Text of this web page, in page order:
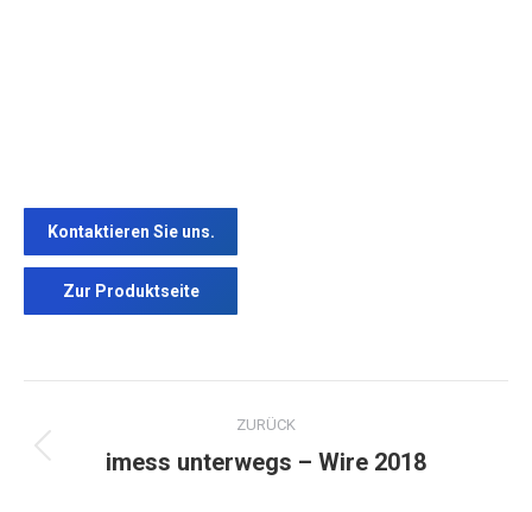
Kontaktieren Sie uns.
Zur Produktseite
navigation
ZURÜCK
Previous
imess unterwegs – Wire 2018